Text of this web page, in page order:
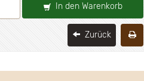
In den Warenkorb
Zurück